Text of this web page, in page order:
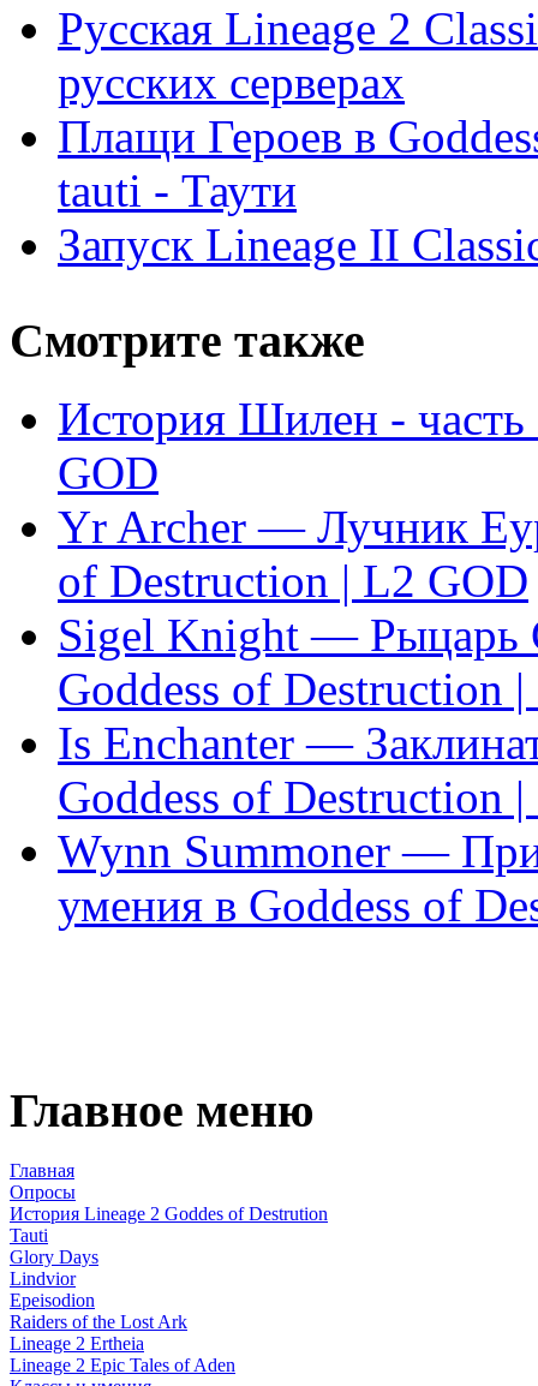
Русская Lineage 2
русских серверах
Плащи Героев в
tauti - Таути
Запуск Lineage II
Смотрите также
История Шилен -
GOD
Yr Archer — Лучник
of Destruction | L2 GOD
Sigel Knight — Рыцарь
Goddess of Destruction
Is Enchanter —
Goddess of Destruction
Wynn Summoner —
умения в Goddess of
Главное меню
Главная
Опросы
История Lineage 2 Goddes of Destrution
Tauti
Glory Days
Lindvior
Epeisodion
Raiders of the Lost Ark
Lineage 2 Ertheia
Lineage 2 Epic Tales of Aden